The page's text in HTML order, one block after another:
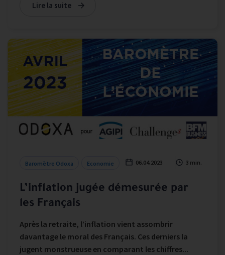
Lire la suite
Baromètre Odoxa Economie 06.04.2023 3 min.
L’inflation jugée démesurée par
les Français
Après la retraite, l’inflation vient assombrir
davantage le moral des Français. Ces derniers la
jugent monstrueuse en comparant les chiffres...